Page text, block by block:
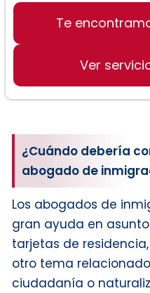
Te
Ver
¿Cuándo debería
abogado de
Los abogados de
gran ayuda en
tarjetas de
otro tema
ciudadanía o